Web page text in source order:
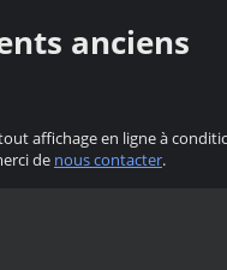
anciens
affichage en ligne à
de nous contacter.